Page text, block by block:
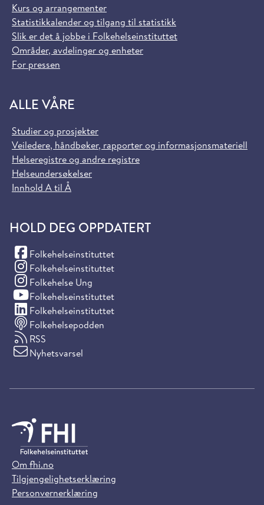
Kurs og arrangementer
Statistikkalender og tilgang til statistikk
Slik er det å jobbe i Folkehelseinstituttet
Områder, avdelinger og enheter
For pressen
ALLE VÅRE
Studier og prosjekter
Veiledere, håndbøker, rapporter og informasjonsmateriell
Helseregistre og andre registre
Helseundersøkelser
Innhold A til Å
HOLD DEG OPPDATERT
Folkehelseinstituttet
(Facebook)
Folkehelseinstituttet
(Instagram)
Folkehelse Ung
(Instagram)
Folkehelseinstituttet
(YouTube)
Folkehelseinstituttet
(LinkedIn)
Folkehelsepodden
RSS
Nyhetsvarsel
Om fhi.no
Tilgjengelighetserklæring
Personvernerklæring